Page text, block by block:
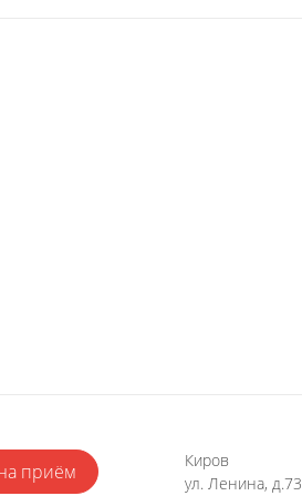
приём
Киров
ул. Ленина, д.73
НеваСтоматология